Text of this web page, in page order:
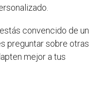
convencido de un
preguntar sobre otras
mejor a tus